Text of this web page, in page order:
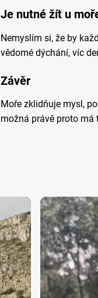
Je nutné žít u
Nemyslím si, že by
vědomé dýchání, víc
Závěr
Moře zklidňuje mysl,
možná právě proto má